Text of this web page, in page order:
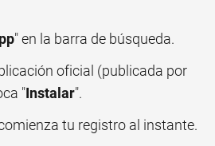
" en la barra de búsqueda.
oficial (publicada por
"Instalar".
tu registro al instante.